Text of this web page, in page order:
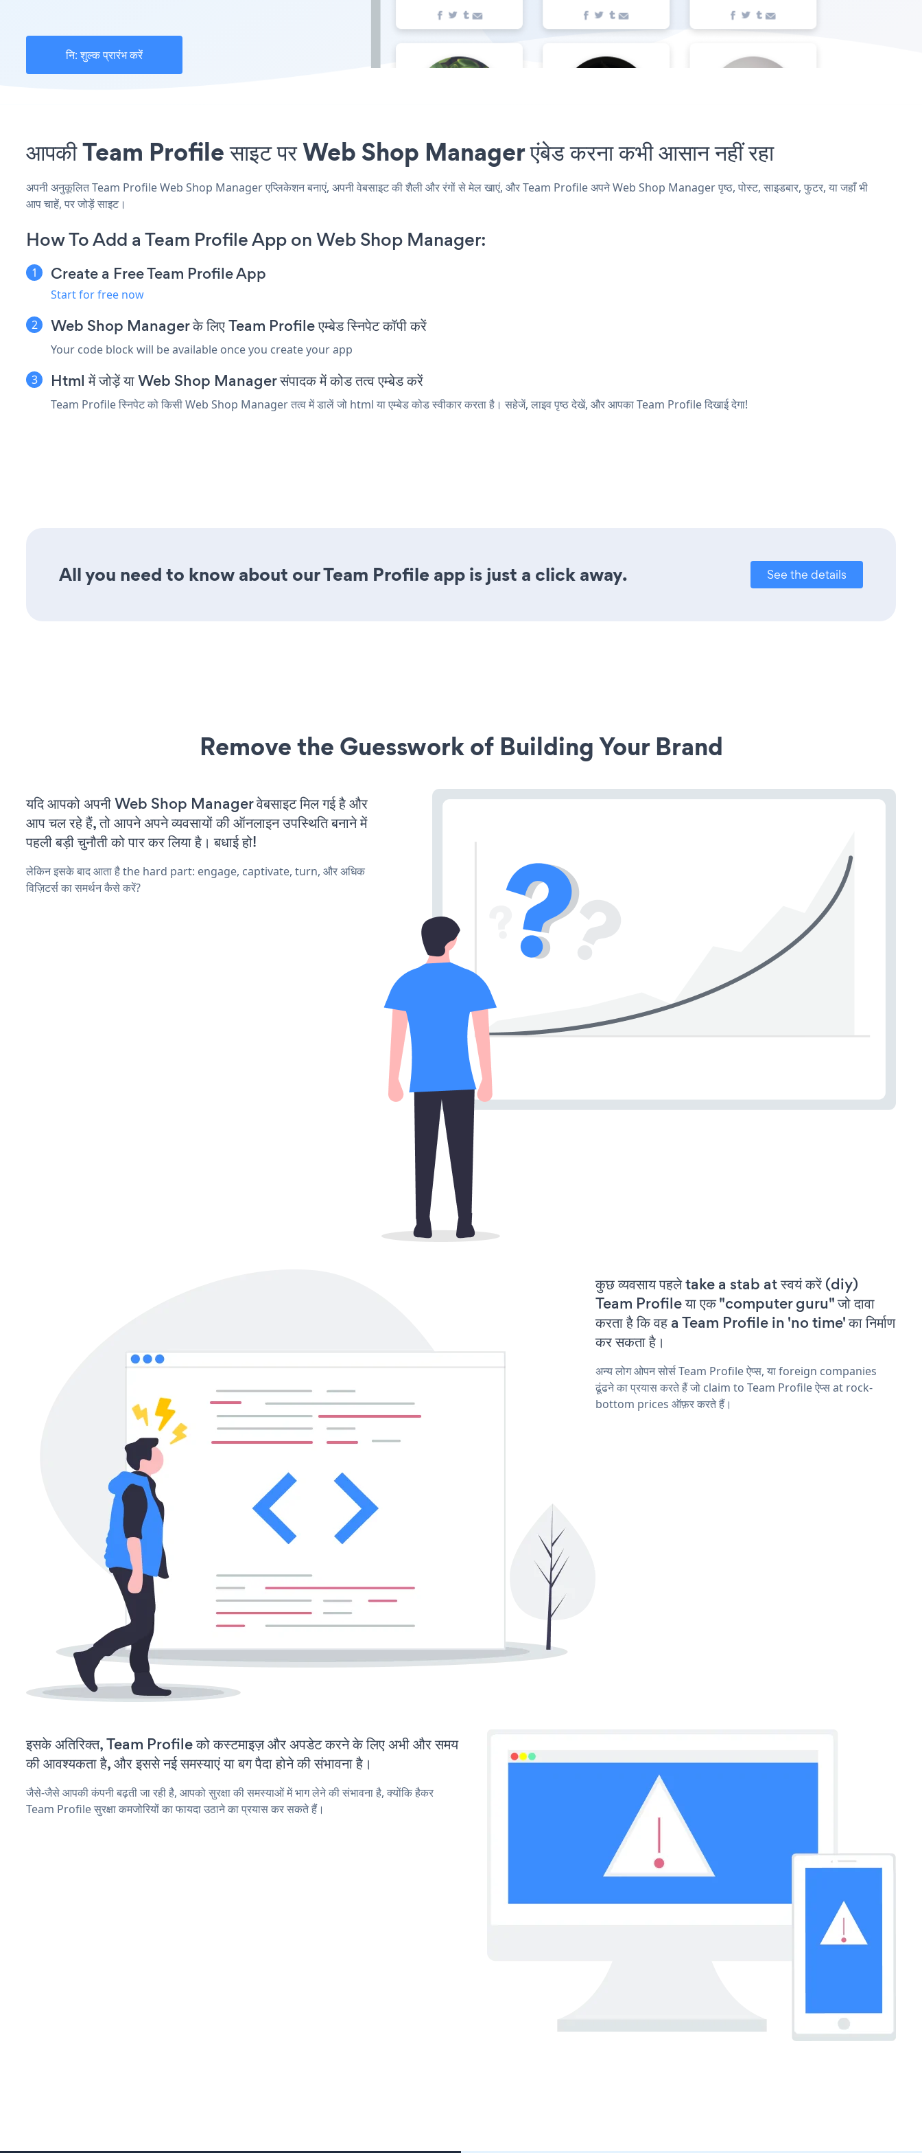
नि: शुल्क प्रारंभ करें
आपकी Team Profile साइट पर Web Shop Manager एंबेड करना कभी आसान नहीं रहा
अपनी अनुकूलित Team Profile Web Shop Manager एप्लिकेशन बनाएं, अपनी वेबसाइट की शैली और रंगों से मेल खाएं, और Team Profile अपने Web Shop Manager पृष्ठ, पोस्ट, साइडबार, फुटर, या जहाँ भी
आप चाहें, पर जोड़ें साइट।
How To Add a Team Profile App on Web Shop Manager:
Create a Free Team Profile App
Start for free now
Web Shop Manager के लिए Team Profile एम्बेड स्निपेट कॉपी करें
Your code block will be available once you create your app
Html में जोड़ें या Web Shop Manager संपादक में कोड तत्व एम्बेड करें
Team Profile स्निपेट को किसी Web Shop Manager तत्व में डालें जो html या एम्बेड कोड स्वीकार करता है। सहेजें, लाइव पृष्ठ देखें, और आपका Team Profile दिखाई देगा!
All you need to know about our Team Profile app is just a click away. See the details
Remove the Guesswork of Building Your Brand
यदि आपको अपनी Web Shop Manager वेबसाइट मिल गई है और
आप चल रहे हैं, तो आपने अपने व्यवसायों की ऑनलाइन उपस्थिति बनाने में
पहली बड़ी चुनौती को पार कर लिया है। बधाई हो!
लेकिन इसके बाद आता है the hard part: engage, captivate, turn, और अधिक
विज़िटर्स का समर्थन कैसे करें?
कुछ व्यवसाय पहले take a stab at स्वयं करें (diy)
Team Profile या एक "computer guru" जो दावा
करता है कि वह a Team Profile in 'no time' का निर्माण
कर सकता है।
अन्य लोग ओपन सोर्स Team Profile ऐप्स, या foreign companies
ढूंढने का प्रयास करते हैं जो claim to Team Profile ऐप्स at rock-
bottom prices ऑफ़र करते हैं।
इसके अतिरिक्त, Team Profile को कस्टमाइज़ और अपडेट करने के लिए अभी और समय
की आवश्यकता है, और इससे नई समस्याएं या बग पैदा होने की संभावना है।
जैसे-जैसे आपकी कंपनी बढ़ती जा रही है, आपको सुरक्षा की समस्याओं में भाग लेने की संभावना है, क्योंकि हैकर
Team Profile सुरक्षा कमजोरियों का फायदा उठाने का प्रयास कर सकते हैं।